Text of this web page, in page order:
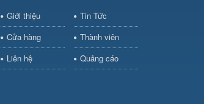
Giới thiệu
Tin Tức
Cửa hàng
Thành viên
Liên hệ
Quảng cáo